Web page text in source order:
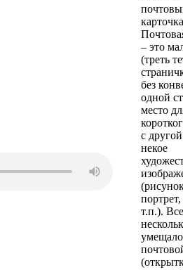
– это
(треть
без
одной
место
с
некое
т.п.).